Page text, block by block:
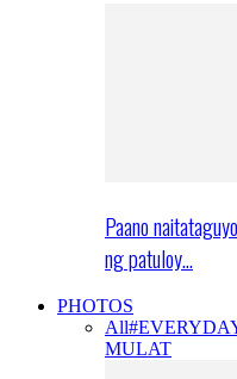
Paano
ng patuloy…
PHOTOS
All
MULAT